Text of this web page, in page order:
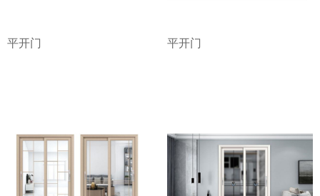
平开门 平开门